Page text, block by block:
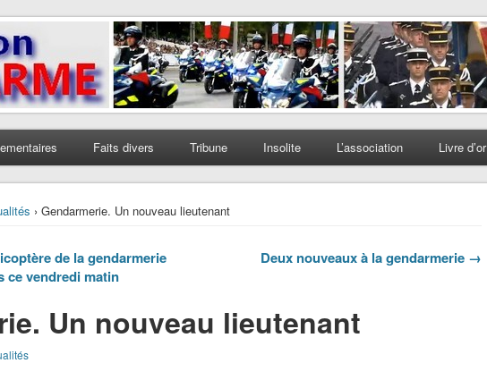
Faits divers Tribune Insolite L’association Livre d’or
› Gendarmerie. Un nouveau lieutenant
de la gendarmerie
ce vendredi matin
Deux nouveaux à la gendarmerie →
Un nouveau lieutenant